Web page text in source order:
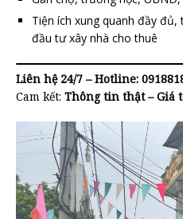
Tiện ích xung quanh đầy
đầu tư xây nhà cho thuê
Liên hệ 24/7 – Hotline:
Cam kết: Thông tin thật – Giá